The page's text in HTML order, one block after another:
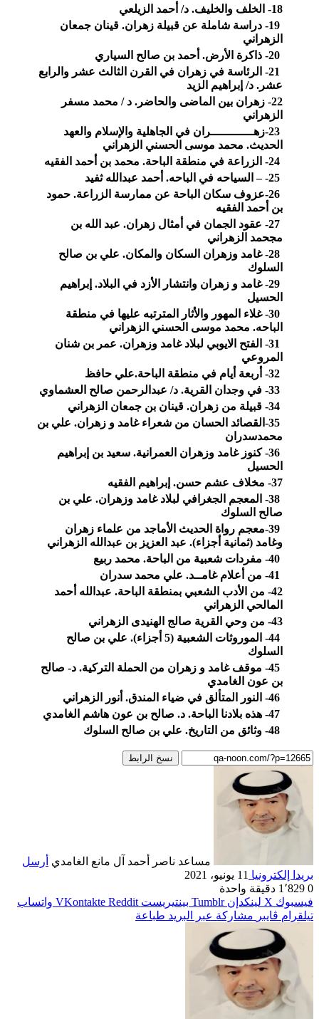
18- الخلف والخليف. د/ أحمد الزيلعي
19- دراسة شاملة عن قبيلة زهران. قينان جمعان
الزهراني
20- ذاكرة الأرض. أحمد بن صالح السياري
21- الرئاسة في زهران في القرن الثالث عشر والرابع
عشر. د/ إبراهيم الزيد
22- زهران بين الماضى والحاضر. د / محمد مسفر
الزهراني
23-زهــــــــــــران في الجاهلية والإسلام والعهد
الحديث. محمد موسى الحسني الزهراني
24- الزراعة في منطقة الباحة. محمد بن أحمد الفقيه
25- – السياحه في الباحه. أحمد عبدالله ثفيد
26-عزوف سكان الباحة عن ممارسة الزراعة. حمود
بن أحمد الفقيه
27- عقود الجمان في أمثال زهران. عبد الله بن
مجحمد الزهراني
28- غامد وزهران السكان والمكان. علي بن صالح
السلوك
29- غامد و زهران وانتشار الأزد في البلاد. إبراهيم
الحسيل
30- غلاء المهور والأثار المترتبه عليها في منطقة
الباحه. محمد موسى الحسني الزهراني
31- الفتح الايوبي لبلاد غامد وزهران. عمر بن شنان
المروعي
32- أربعة أيام في منطقة الباحة.علي حافظ
33- في وجدان القرية. د/ عبدالرحمن صالح العشماوي
34- قبيلة من زهران. قينان بن جمعان الزهراني
35-القصائد الحسان من شعراء غامد و زهران. علي بن
محمدسدران
36- كنوز غامد وزهران العمرانية. سعيد بن إبراهيم
الحسيل
37- مخلاف عشم حسن. إبراهيم الفقيه
38- المعجم الجغرافي لبلاد غامد وزهران. علي بن
صالح السلوك
39-معجم رواة الحديث الأماجد من علماء زهران
وغامد (ثمانية أجزاء). عبد العزيز بن عبدالله الزهراني
40- مفردات شعبية من الباحة. محمد ربيع
41- من أعلام غامــد. علي محمد سدران
42- من الأدب الشعبي بمنطقة الباحة. عبدالله أحمد
المالحي الزهراني
43- من وحي القرية صالج الهنيدى الزهراني
44- الموروثات الشعبية (5 أجزاء). علي بن صالح
السلوك
45- موقف غامد و زهران من الحملة التركية. د- صالح
بن عون الغامدي
46- النور المتألق في ضياء المندق. أنور الزهراني
47- هذه بلادنا الباحة. د. صالح بن عون هاشم الغامدي
48- وثائق من التاريخ. علي بن صالح السلوك
نسخ الرابط
مساعد ناصر أحمد آل مانع الغامدي أرسل
بريدا إلكترونيا 11 يونيو، 2021
0
دقيقة واحدة
فيسبوك ‫X لينكدإن بينتيريست
واتساب
تيلقرام ڤايبر مشاركة عبر البريد طباعة